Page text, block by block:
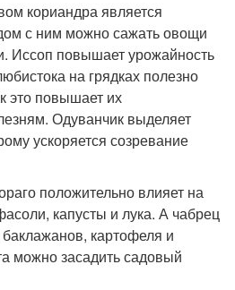
кориандра является
с ним можно сажать овощи
Иссоп повышает урожайность
на грядках полезно
это повышает их
Одуванчик выделяет
ускоряется созревание
положительно влияет на
капусты и лука. А чабрец
картофеля и
можно засадить садовый